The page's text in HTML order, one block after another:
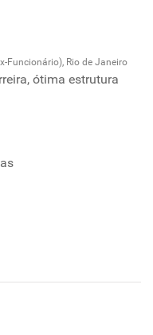
Funcionário), Rio de Janeiro
ótima estrutura